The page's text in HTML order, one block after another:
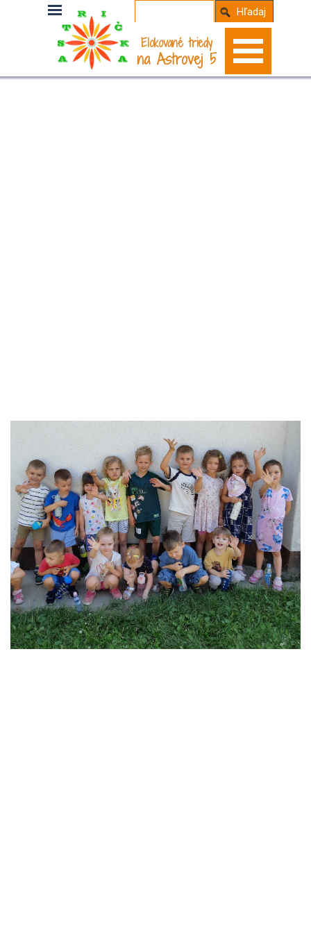
Elokované triedy
na Astrovej 5
Hľadaj